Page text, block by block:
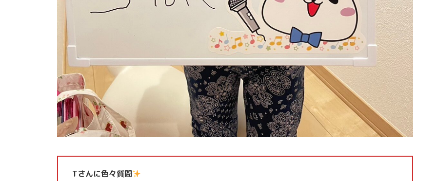
Tさんに色々質問